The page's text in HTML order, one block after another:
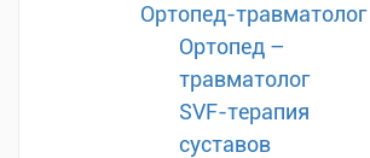
Ортопед-травматолог
Ортопед –
травматолог
SVF-терапия
суставов